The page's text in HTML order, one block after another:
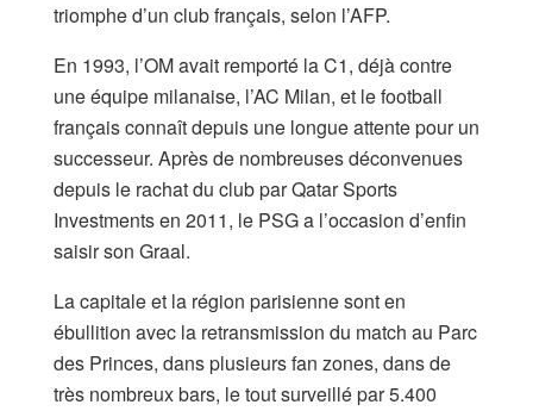
triomphe d’un club français, selon l’AFP.
En 1993, l’OM avait remporté la C1, déjà contre
une équipe milanaise, l’AC Milan, et le football
français connaît depuis une longue attente pour un
successeur. Après de nombreuses déconvenues
depuis le rachat du club par Qatar Sports
Investments en 2011, le PSG a l’occasion d’enfin
saisir son Graal.
La capitale et la région parisienne sont en
ébullition avec la retransmission du match au Parc
des Princes, dans plusieurs fan zones, dans de
très nombreux bars, le tout surveillé par 5.400